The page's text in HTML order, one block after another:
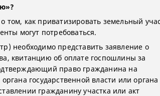
как приватизировать земельный
могут потребоваться.
необходимо представить заявление о
квитанцию об оплате госпошлины за
право гражданина на
государственной власти или органа
гражданину участка или акт